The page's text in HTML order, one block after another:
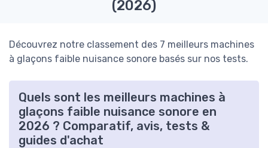
(2026)
Découvrez notre classement des 7 meilleurs machines
à glaçons faible nuisance sonore basés sur nos tests.
Quels sont les meilleurs machines à
glaçons faible nuisance sonore en
2026 ? Comparatif, avis, tests &
guides d'achat